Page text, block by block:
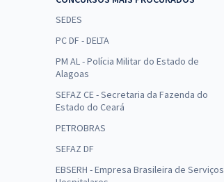
SEDES
PC DF - DELTA
PM AL - Polícia Militar do Estado de
Alagoas
SEFAZ CE - Secretaria da Fazenda do
Estado do Ceará
PETROBRAS
SEFAZ DF
EBSERH - Empresa Brasileira de Serviços